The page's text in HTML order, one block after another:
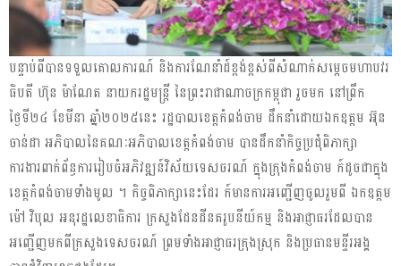
បន្ទាប់ពីបានទទួលគោលការណ៍ និងការណែនាំដ៍ខ្ពង់ខ្ពស់ពីសំណាក់សម្តេចមហាបវរ
ធិបតី ហ៊ុន ម៉ាណែត នាយករដ្ឋមន្រ្តី នៃព្រះរាជាណាចក្រកម្ពុជា រួចមក នៅព្រឹក
ថ្ងៃទី២៤ ខែមីនា ឆ្នាំ២០២៥នេះ រដ្ឋបាលខេត្តកំពង់ចាម ដឹកនាំដោយឯកឧត្តម អ៊ុន
ចាន់ដា អភិបាលនៃគណៈអភិបាលខេត្តកំពង់ចាម បានដឹកនាំកិច្ចប្រជុំពិភាក្សា
ការងារពាក់ព័ន្ធការរៀបចំអភិវឌ្ឍន៍វិស័យទេសចរណ៍ ក្នុងក្រុងកំពង់ចាម ក៍ដូចជាក្នុង
ខេត្តកំពង់ចាមទាំងមូល ។ កិច្ចពិភាក្សានេះដែរ ក៍មានការអញ្ជើញចូលរួមពី ឯកឧត្តម
ម៉ៅ វិបុល អនុរដ្ឋលេខាធិការ ក្រសួងដែនដីនគរូបនីយ៍កម្ម និងអាជ្ញាធរដែលបាន
អញ្ជើញមកពីក្រសួងទេសចរណ៍ ព្រមទាំងអាជ្ញាធរក្រុងស្រុក និងប្រធានមន្ទីរអង្គ